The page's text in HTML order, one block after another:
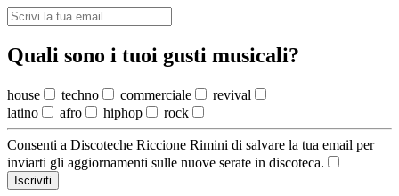
Quali sono i tuoi gusti musicali?
house techno commerciale
revival
latino
afro hiphop rock
Consenti a Discoteche Riccione Rimini di salvare la tua email per
inviarti gli aggiornamenti sulle nuove serate in discoteca.
Iscriviti